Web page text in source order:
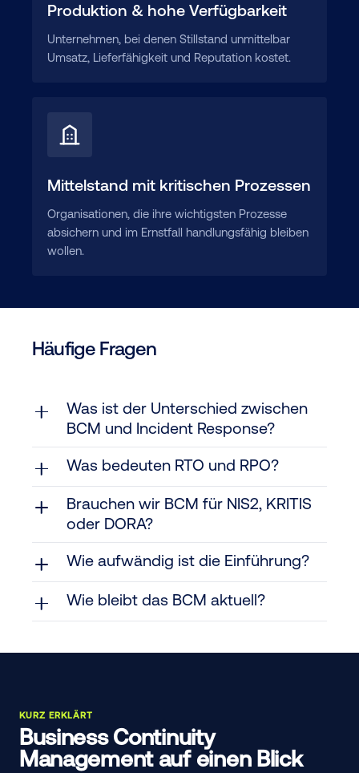
Produktion & hohe Verfügbarkeit
Unternehmen, bei denen Stillstand unmittelbar
Umsatz, Lieferfähigkeit und Reputation kostet.
Mittelstand mit kritischen Prozessen
Organisationen, die ihre wichtigsten Prozesse
absichern und im Ernstfall handlungsfähig bleiben
wollen.
Häufige Fragen
Was ist der Unterschied zwischen
BCM und Incident Response?
Was bedeuten RTO und RPO?
Brauchen wir BCM für NIS2, KRITIS
oder DORA?
Wie aufwändig ist die Einführung?
Wie bleibt das BCM aktuell?
KURZ ERKLÄRT
Business Continuity
Management auf einen Blick